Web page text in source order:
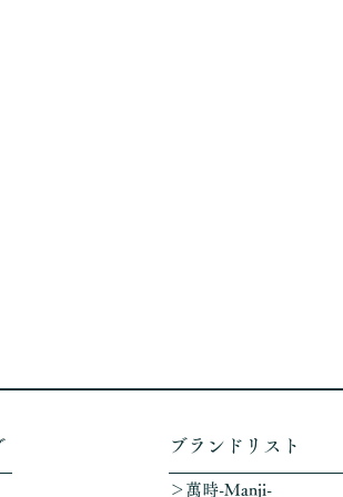
​ブランドリスト
＞萬時-Manji-